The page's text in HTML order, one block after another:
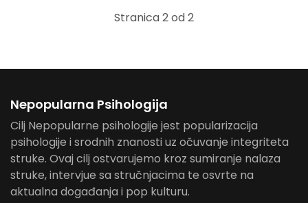
Stranica 2 od 2
Nepopularna Psihologija
Cilj Nepopularne psihologije jest popularizacija
psihologije i srodnih znanosti uz očuvanje integriteta
struke. Ovaj cilj ostvarujemo kroz sumiranje nalaza
struke, intervjue sa stručnjacima te osvrte na
aktualna događanja i pop kulturu.